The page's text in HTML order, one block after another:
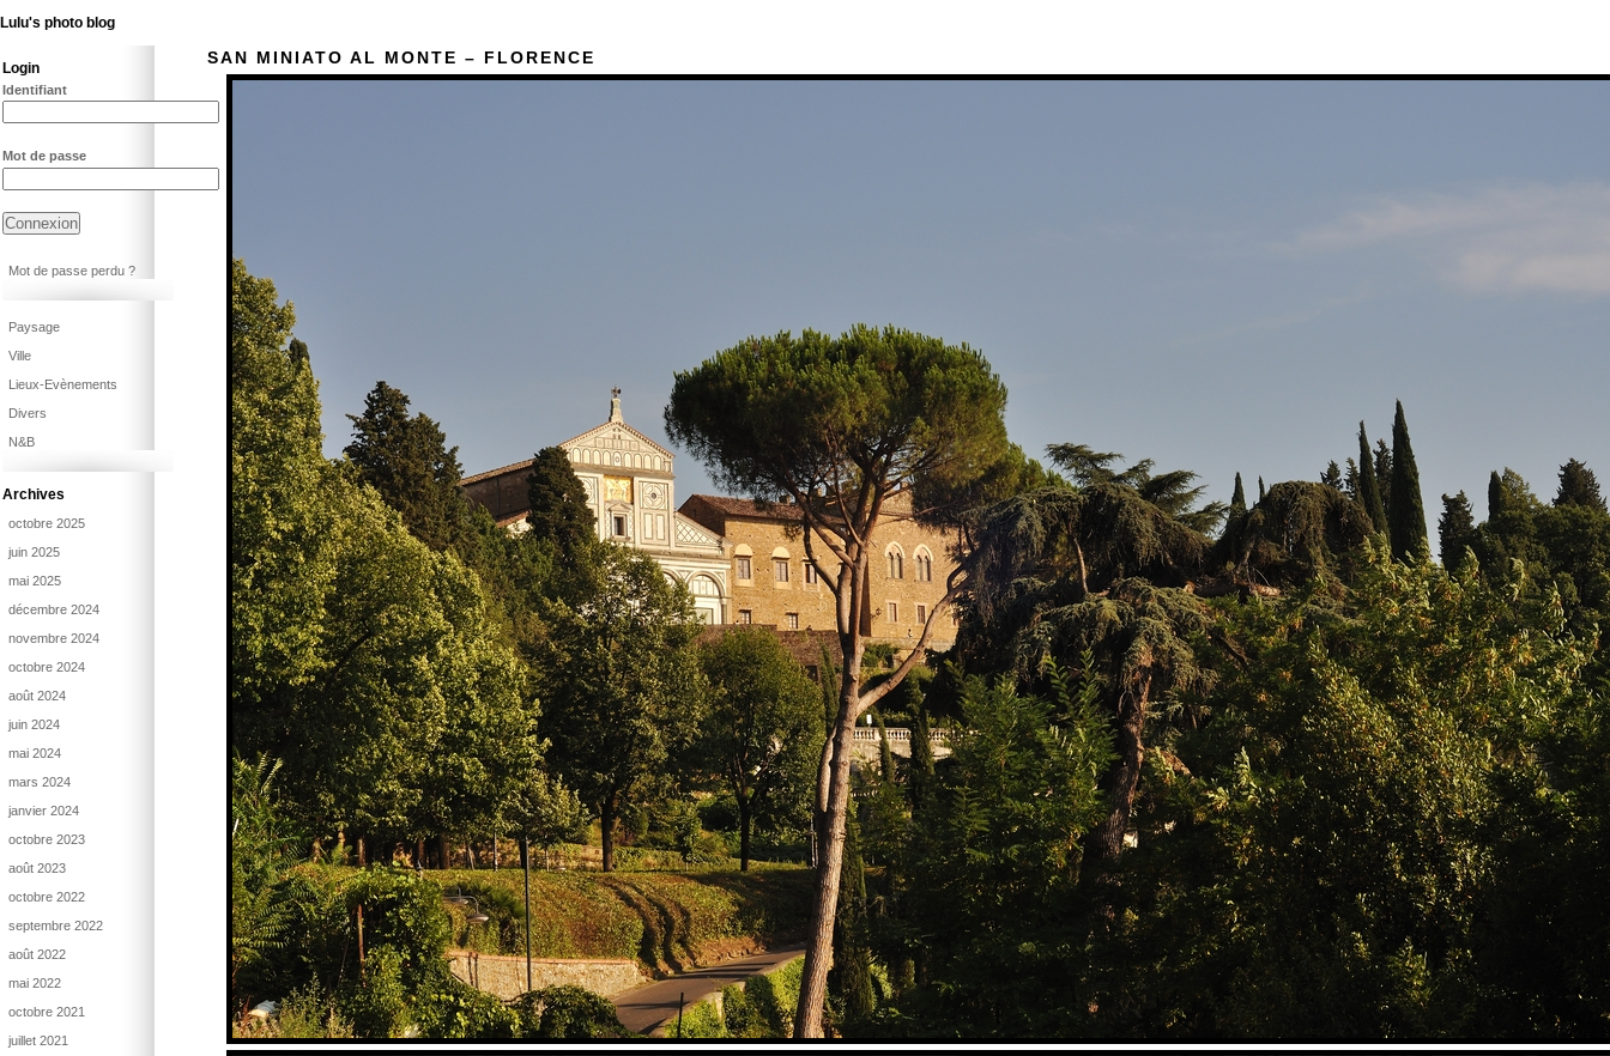
Lulu's photo blog
SAN MINIATO AL MONTE – FLORENCE
Login
Identifiant
Mot de passe
Mot de passe perdu ?
Paysage
Ville
Lieux-Evènements
Divers
N&B
Archives
octobre 2025
juin 2025
mai 2025
décembre 2024
novembre 2024
octobre 2024
août 2024
juin 2024
mai 2024
mars 2024
janvier 2024
octobre 2023
août 2023
octobre 2022
septembre 2022
août 2022
mai 2022
octobre 2021
juillet 2021